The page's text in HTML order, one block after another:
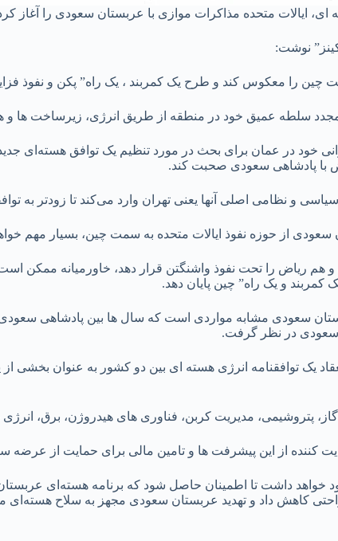
ای، ایالات متحده مذاکرات موازی با عربستان سعودی را آغاز
نوشت:
را معکوس کند و طرح یک کمربند ، یک راه” پکن و نفوذ
مجدد سلطه عمیق خود در منطقه از طریق انرژی، زیرساخت
خود در عمان برای بحث در مورد تنظیم یک توافق هسته‌ای
با پادشاهی سعودی صحبت کند.
و نظامی اصلی آنها یعنی تهران وارد می‌کند تا زودتر به
از حوزه نفوذ ایالات متحده به سمت چین، بسیار مهم
و هم ریاض را تحت نفوذ واشنگتن قرار دهد، خاورمیانه
کمربند و یک راه” چین پایان دهد.
سعودی مشابه مواردی است که سال ها بین پادشاهی
سعودی در نظر گرفت.
یک توافقنامه انرژی هسته ای بین دو کشور به عنوان بخشی
پتروشیمی، مدیریت کربن، فناوری های هیدروژن، برق،
کننده از این پیشرفت ها و تامین مالی برای حمایت از عرضه
خواهد داشت تا اطمینان حاصل شود که برنامه هسته‌ای
کاهش داد و تهدید عربستان سعودی مجهز به سلاح هسته‌ای